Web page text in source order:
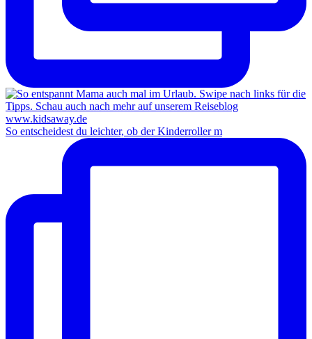
So entscheidest du leichter, ob der Kinderroller m